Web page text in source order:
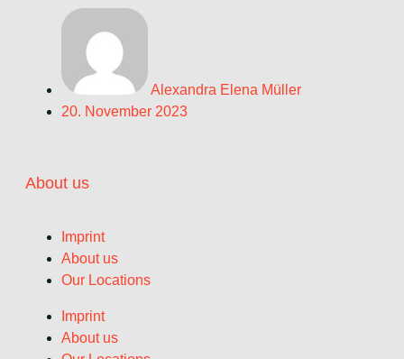
Alexandra Elena Müller
20. November 2023
About us
Imprint
About us
Our Locations
Imprint
About us